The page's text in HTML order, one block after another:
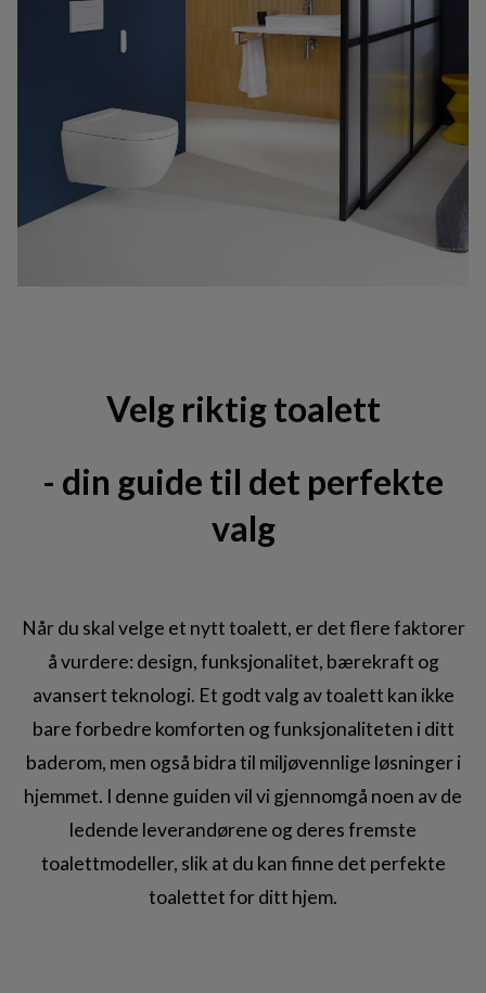
Velg riktig toalett
- din guide til det perfekte
valg
Når du skal velge et nytt toalett, er det flere faktorer
å vurdere: design, funksjonalitet, bærekraft og
avansert teknologi. Et godt valg av toalett kan ikke
bare forbedre komforten og funksjonaliteten i ditt
baderom, men også bidra til miljøvennlige løsninger i
hjemmet. I denne guiden vil vi gjennomgå noen av de
ledende leverandørene og deres fremste
toalettmodeller, slik at du kan finne det perfekte
toalettet for ditt hjem.